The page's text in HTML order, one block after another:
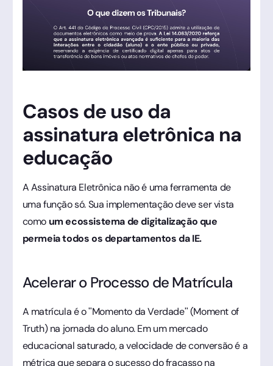
Casos de uso da
assinatura eletrônica na
educação
A Assinatura Eletrônica não é uma ferramenta de
uma função só. Sua implementação deve ser vista
como um ecossistema de digitalização que
permeia todos os departamentos da IE.
Acelerar o Processo de Matrícula
A matrícula é o "Momento da Verdade" (Moment of
Truth) na jornada do aluno. Em um mercado
educacional saturado, a velocidade de conversão é a
métrica que separa o sucesso do fracasso na